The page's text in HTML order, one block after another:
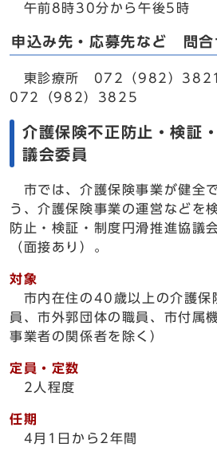
午前8時30分から午後5時
申込み先・応募先など 問合
東診療所 072（982）3821
072（982）3825
介護保険不正防止・検証
議会委員
市では、介護保険事業が健全
う、介護保険事業の運営などを
防止・検証・制度円滑推進協議
（面接あり）。
対象
市内在住の40歳以上の介護保
員、市外郭団体の職員、市付属
事業者の関係者を除く）
定員・定数
2人程度
任期
4月1日から2年間